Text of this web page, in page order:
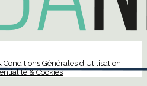
Conditions Générales d’Utilisation
& Cookies